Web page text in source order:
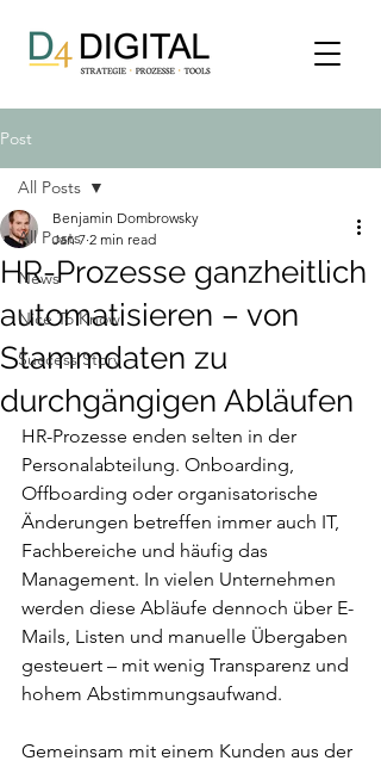
Post
All Posts
News
Nice To Know
Success Story
All Posts
HR-Prozesse ganzheitlich
automatisieren – von
Stammdaten zu
durchgängigen Abläufen
Benjamin Dombrowsky
Jan 7 2 min read
HR-Prozesse enden selten in der
Personalabteilung. Onboarding,
Offboarding oder organisatorische
Änderungen betreffen immer auch IT,
Fachbereiche und häufig das
Management. In vielen Unternehmen
werden diese Abläufe dennoch über E-
Mails, Listen und manuelle Übergaben
gesteuert – mit wenig Transparenz und
hohem Abstimmungsaufwand.
Gemeinsam mit einem Kunden aus der